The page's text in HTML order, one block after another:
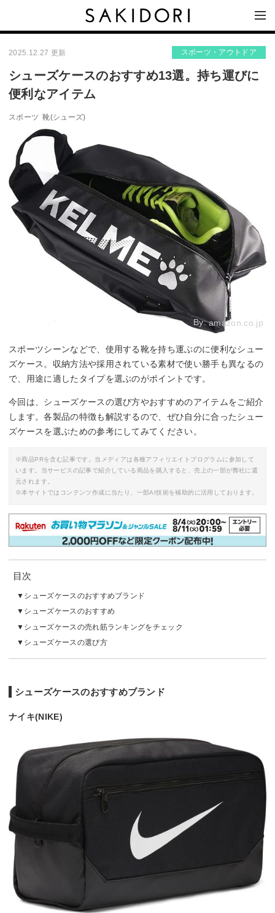
2025.12.27 更新 スポーツ・アウトドア
シューズケースのおすすめ13選。持ち運びに
便利なアイテム
スポーツ 靴(シューズ)
By:amazon.co.jp
スポーツシーンなどで、使用する靴を持ち運ぶのに便利なシュー
ズケース。収納方法や採用されている素材で使い勝手も異なるの
で、用途に適したタイプを選ぶのがポイントです。
今回は、シューズケースの選び方やおすすめのアイテムをご紹介
します。各製品の特徴も解説するので、ぜひ自分に合ったシュー
ズケースを選ぶための参考にしてみてください。
※商品PRを含む記事です。当メディアは各種アフィリエイトプログラムに参加して
います。当サービスの記事で紹介している商品を購入すると、売上の一部が弊社に還
元されます。
※本サイトではコンテンツ作成に当たり、一部AI技術を補助的に活用しております。
目次
シューズケースのおすすめブランド
シューズケースのおすすめ
シューズケースの売れ筋ランキングをチェック
シューズケースの選び方
シューズケースのおすすめブランド
ナイキ(NIKE)